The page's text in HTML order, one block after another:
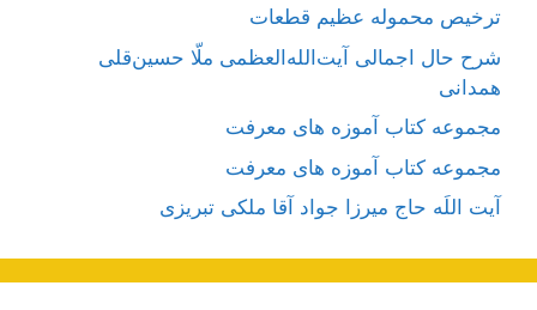
ترخیص محموله عظیم قطعات
شرح حال اجمالی آیت‌الله‌العظمی ملّا حسین‌قلی
همدانی
مجموعه کتاب آموزه های معرفت
مجموعه کتاب آموزه های معرفت
آیت اللَه حاج میرزا جواد آقا ملکی تبریزی